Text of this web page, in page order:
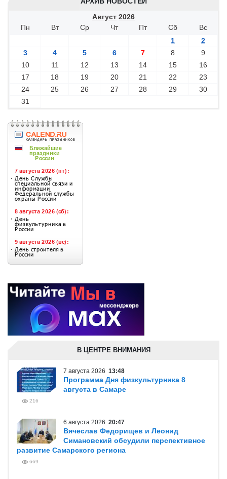
Август 2026
Пн
Вт Ср Чт Пт Сб
Вс
1
2
3
4 5 6 7 8
9
10
11 12 13 14 15
16
17
18 19 20 21 22
23
24
25 26 27 28 29
30
31
В ЦЕНТРЕ ВНИМАНИЯ
7 августа 2026 13:48
Программа Дня физкультурника 8
августа в Самаре
216
6 августа 2026 20:47
Вячеслав Федорищев и Леонид
Симановский обсудили перспективное
развитие Самарского региона
669